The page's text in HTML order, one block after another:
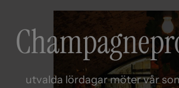
utvalda lördagar möter vår